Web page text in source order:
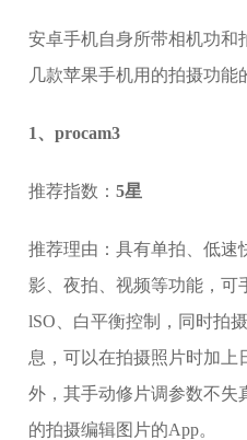
安卓手机自身所带相机功和
几款苹果手机用的拍摄功能
1、procam3
推荐指数：5星
推荐理由：具有单拍、低速
影、夜拍、视频等功能，可
lSO、白平衡控制，同时拍
息，可以在拍摄照片时加上
外，其手动修片调参数不失
的拍摄编辑图片的App。